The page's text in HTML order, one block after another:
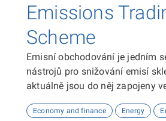
Emissions
Scheme
Emisní obchodování je jedním
nástrojů pro snižování emisí
aktuálně jsou do něj zapojeny
v rámci směřování ke klimatické
Economy and finance Energy